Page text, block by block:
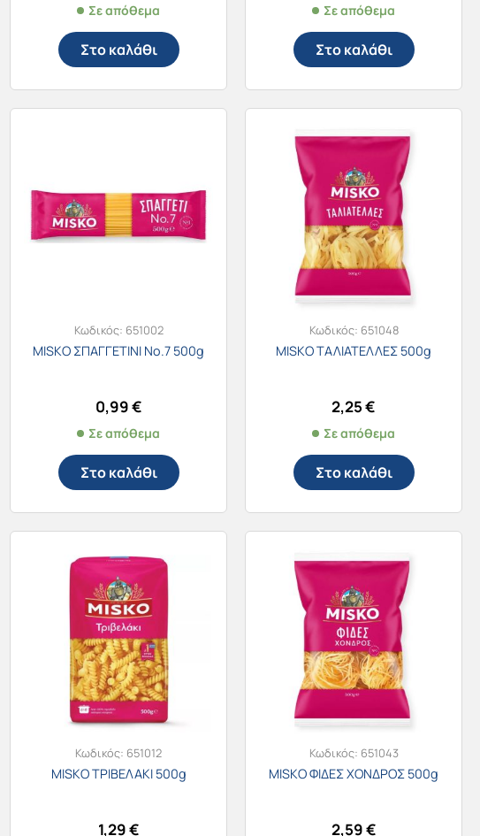
Σε απόθεμα
Στο καλάθι
Σε απόθεμα
Στο καλάθι
Κωδικός: 651002
MISKO ΣΠΑΓΓΕΤΙΝΙ Νο.7 500g
0,99€
Σε απόθεμα
Στο καλάθι
Κωδικός: 651048
MISKO ΤΑΛΙΑΤΕΛΛΕΣ 500g
2,25€
Σε απόθεμα
Στο καλάθι
Κωδικός: 651012
MISKO ΤΡΙΒΕΛΑΚΙ 500g
1,29€
Κωδικός: 651043
MISKO ΦΙΔΕΣ ΧΟΝΔΡΟΣ 500g
2,59€